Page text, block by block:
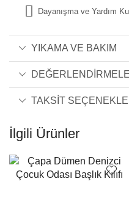
Dayanışma ve Yardım
YIKAMA VE BAKIM
TAKSIT
İlgili Ürünler